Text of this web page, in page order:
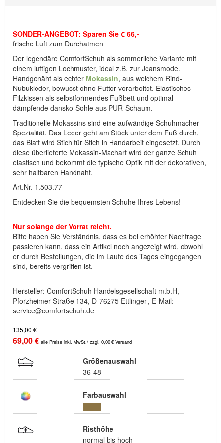
passieren kann, dass ein Artikel noch angezeigt wird, obwohl er
bereits vergriffen ist.
Hersteller: ComfortSchuh Handelsgesellschaft m.b.H, Pforzheimer
Straße 134, D-76275 Ettlingen, E-Mail: service@comfortschuh.de
SONDER-ANGEBOT: Sparen Sie € 66,-
frische Luft zum Durchatmen
Der legendäre ComfortSchuh als sommerliche Variante mit
einem luftigen Lochmuster, ideal z.B. zur Jeansmode.
Handgenäht als echter Mokassin, aus weichem Rind-
Nubukleder, bewusst ohne Futter verarbeitet. Elastisches
Filzkissen als selbstformendes Fußbett und optimal
dämpfende dansko-Sohle aus PUR-Schaum.
Traditionelle Mokassins sind eine aufwändige Schuhmacher-
Spezialität. Das Leder geht am Stück unter dem Fuß durch,
das Blatt wird Stich für Stich in Handarbeit eingesetzt. Durch
diese überlieferte Mokassin-Machart wird der ganze Schuh
elastisch und bekommt die typische Optik mit der dekorativen,
sehr haltbaren Handnaht.
Art.Nr. 1.503.77
Entdecken Sie die bequemsten Schuhe Ihres Lebens!
Nur solange der Vorrat reicht.
Bitte haben Sie Verständnis, dass es bei erhöhter Nachfrage
passieren kann, dass ein Artikel noch angezeigt wird, obwohl
er durch Bestellungen, die im Laufe des Tages eingegangen
sind, bereits vergriffen ist.
Hersteller: ComfortSchuh Handelsgesellschaft m.b.H,
Pforzheimer Straße 134, D-76275 Ettlingen, E-Mail:
service@comfortschuh.de
135,00 €
69,00 € alle Preise inkl. MwSt./ zzgl. 0,00 € Versand
Größenauswahl
36-48
Farbauswahl
Risthöhe
normal bis hoch